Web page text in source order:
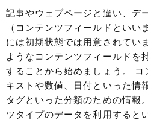
記事やウェブページと違い、デ
（コンテンツフィールドといい
には初期状態では用意されてい
ようなコンテンツフィールドを
することから始めましょう。 コ
キストや数値、日付といった情
タグといった分類のための情報
ツタイプのデータを利用すると